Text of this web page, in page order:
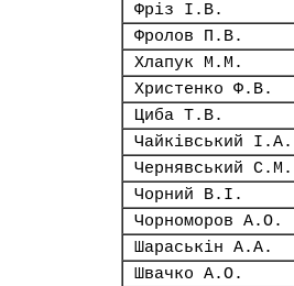
Фріз І.В.
Фролов П.В.
Хлапук М.М.
Христенко Ф.В.
Циба Т.В.
Чайківський І.А.
Чернявський С.М.
Чорний В.І.
Чорноморов А.О.
Шараськін А.А.
Швачко А.О.